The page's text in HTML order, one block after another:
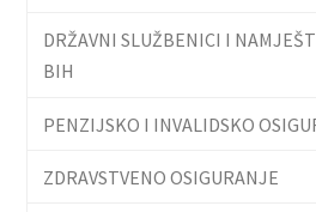
DRŽAVNI SLUŽBENICI I
BIH
PENZIJSKO I INVALIDSKO
ZDRAVSTVENO OSIGURANJE